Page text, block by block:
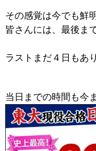
その感覚は今でも鮮
皆さんには、最後ま
ラストまだ４日もあ
当日までの時間も今